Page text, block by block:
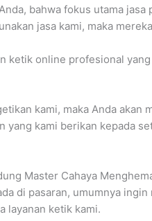
bahwa fokus utama
jasa kami, maka
ketik online profesional
kami, maka Anda
yang kami berikan kepada
Master Cahaya
di pasaran, umumnya
layanan ketik kami.